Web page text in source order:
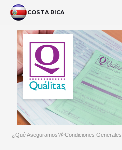
Siirry pääsisältöön
COSTA RICA
¿Qué Aseguramos?/>Condiciones Generales